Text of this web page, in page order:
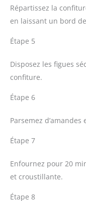
Répartissez la
en laissant un bord
Étape 5
Disposez les figues
confiture.
Étape 6
Parsemez d’amandes
Étape 7
Enfournez pour 20
et croustillante.
Étape 8